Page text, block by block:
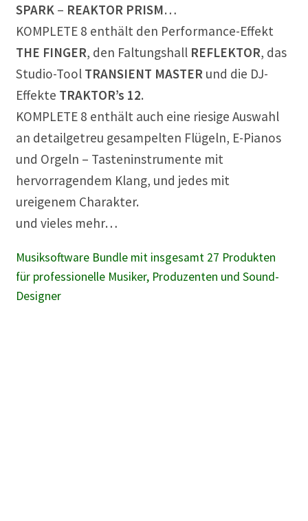
SPARK – REAKTOR PRISM…
KOMPLETE 8 enthält den Performance-Effekt
THE FINGER, den Faltungshall REFLEKTOR, das
Studio-Tool TRANSIENT MASTER und die DJ-
Effekte TRAKTOR’s 12.
KOMPLETE 8 enthält auch eine riesige Auswahl
an detailgetreu gesampelten Flügeln, E-Pianos
und Orgeln – Tasteninstrumente mit
hervorragendem Klang, und jedes mit
ureigenem Charakter.
und vieles mehr…
Musiksoftware Bundle mit insgesamt 27 Produkten
für professionelle Musiker, Produzenten und Sound-
Designer